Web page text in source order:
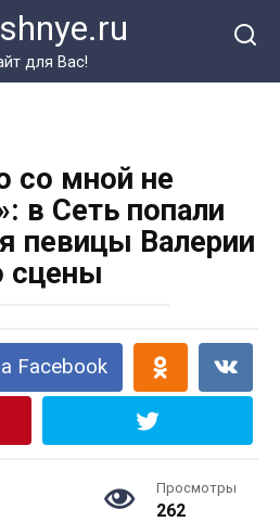
для Вас!
со мной не
в Сеть попали
певицы Валерии
сцены
Facebook
Просмотры
262